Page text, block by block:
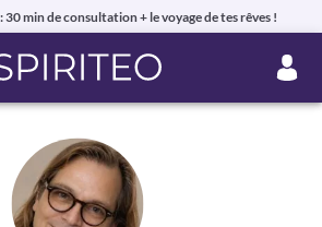
30 min de consultation + le voyage de tes rêves !